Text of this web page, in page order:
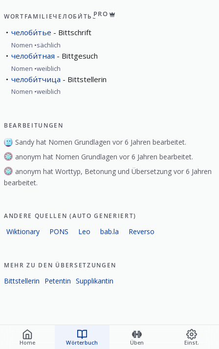
Home Wörterbuch Üben Einst.
WORTFAMILIEЧЕЛОБИ́ТЬЕPRO
челоби́тье Bittschrift
Nomen sächlich
челоби́тная Bittgesuch
Nomen weiblich
челоби́тчица Bittstellerin
Nomen weiblich
BEARBEITUNGEN
Sandy hat Nomen Grundlagen vor 6 Jahren bearbeitet.
anonym hat Nomen Grundlagen vor 6 Jahren bearbeitet.
anonym hat Worttyp, Betonung und Übersetzung vor 6 Jahren
bearbeitet.
ANDERE QUELLEN (AUTO GENERIERT)
Wiktionary PONS Leo bab.la Reverso
MEHR ZU DEN ÜBERSETZUNGEN
Bittstellerin Petentin Supplikantin